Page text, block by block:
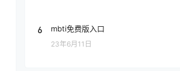
6 mbti免费版入口
23年6月11日